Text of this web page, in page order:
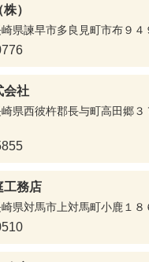
）
県諫早市多良見町市布９４
会社
県西彼杵郡長与町高田郷３
工務店
県対馬市上対馬町小鹿１８